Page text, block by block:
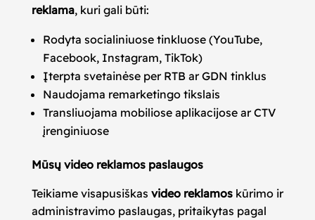
reklama, kuri gali būti:
Rodyta socialiniuose tinkluose (YouTube,
Facebook, Instagram, TikTok)
Įterpta svetainėse per RTB ar GDN tinklus
Naudojama remarketingo tikslais
Transliuojama mobiliose aplikacijose ar CTV
įrenginiuose
Mūsų video reklamos paslaugos
Teikiame visapusiškas video reklamoskūrimo ir
administravimo paslaugas, pritaikytas pagal